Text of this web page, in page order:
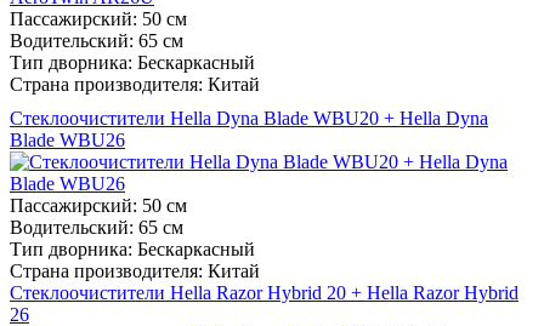
Пассажирский: 50 см
Водительский: 65 см
Тип дворника: Бескаркасный
Страна производителя: Китай
Стеклоочистители Hella Dyna Blade WBU20 + Hella Dyna
Blade WBU26
Пассажирский: 50 см
Водительский: 65 см
Тип дворника: Бескаркасный
Страна производителя: Китай
Стеклоочистители Hella Razor Hybrid 20 + Hella Razor Hybrid
26